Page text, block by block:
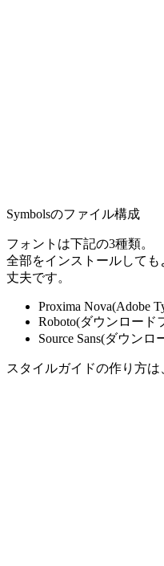
Symbolsのファイル構成
フォントは下記の3種類。
全部をインストールして
丈夫です。
Proxima Nova(Adobe
Roboto(ダウンロード
Source Sans(ダウン
スタイルガイドの作り方は